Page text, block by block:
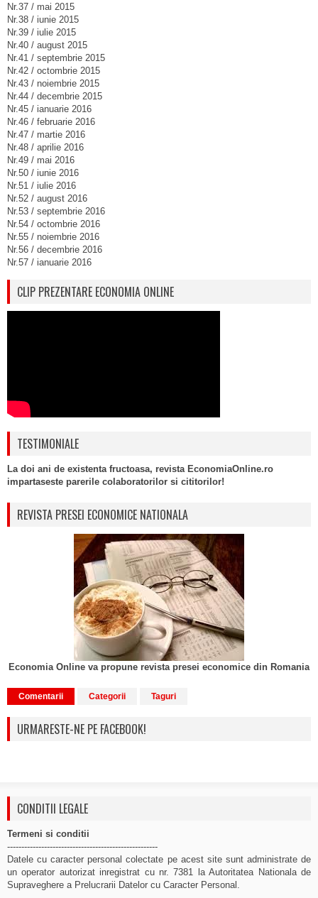
Nr.37 / mai 2015
Nr.38 / iunie 2015
Nr.39 / iulie 2015
Nr.40 / august 2015
Nr.41 / septembrie 2015
Nr.42 / octombrie 2015
Nr.43 / noiembrie 2015
Nr.44 / decembrie 2015
Nr.45 / ianuarie 2016
Nr.46 / februarie 2016
Nr.47 / martie 2016
Nr.48 / aprilie 2016
Nr.49 / mai 2016
Nr.50 / iunie 2016
Nr.51 / iulie 2016
Nr.52 / august 2016
Nr.53 / septembrie 2016
Nr.54 / octombrie 2016
Nr.55 / noiembrie 2016
Nr.56 / decembrie 2016
Nr.57 / ianuarie 2016
CLIP PREZENTARE ECONOMIA ONLINE
TESTIMONIALE
La doi ani de existenta fructoasa, revista EconomiaOnline.ro
impartaseste parerile colaboratorilor si cititorilor!
REVISTA PRESEI ECONOMICE NATIONALA
Economia Online va propune revista presei economice din Romania
Comentarii Categorii Taguri
URMARESTE-NE PE FACEBOOK!
CONDITII LEGALE
Termeni si conditii
-----------------------------------------------------
Datele cu caracter personal colectate pe acest site sunt administrate de
un operator autorizat inregistrat cu nr. 7381 la Autoritatea Nationala de
Supraveghere a Prelucrarii Datelor cu Caracter Personal.